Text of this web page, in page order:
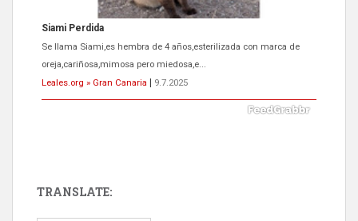
Siami Perdida
Se llama Siami,es hembra de 4 años,esterilizada con marca de
oreja,cariñosa,mimosa pero miedosa,e...
Leales.org » Gran Canaria
9.7.2025
TRANSLATE: